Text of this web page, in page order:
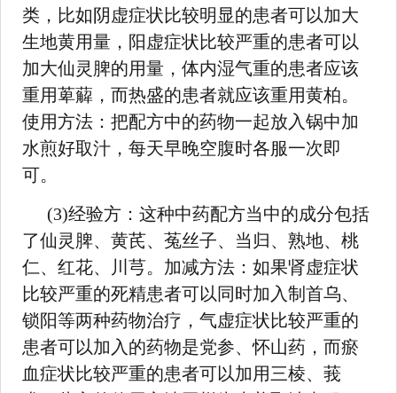
类，比如阴虚症状比较明显的患者可以加大
生地黄用量，阳虚症状比较严重的患者可以
加大仙灵脾的用量，体内湿气重的患者应该
重用萆薢，而热盛的患者就应该重用黄柏。
使用方法：把配方中的药物一起放入锅中加
水煎好取汁，每天早晚空腹时各服一次即
可。
(3)经验方：这种中药配方当中的成分包括
了仙灵脾、黄芪、菟丝子、当归、熟地、桃
仁、红花、川芎。加减方法：如果肾虚症状
比较严重的死精患者可以同时加入制首乌、
锁阳等两种药物治疗，气虚症状比较严重的
患者可以加入的药物是党参、怀山药，而瘀
血症状比较严重的患者可以加用三棱、莪